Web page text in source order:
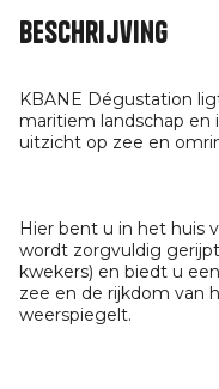
Beschrijving
KBANE Dégustation
maritiem landschap en
uitzicht op zee en
Hier bent u in het huis
wordt zorgvuldig
kwekers) en biedt u
zee en de rijkdom van
weerspiegelt.